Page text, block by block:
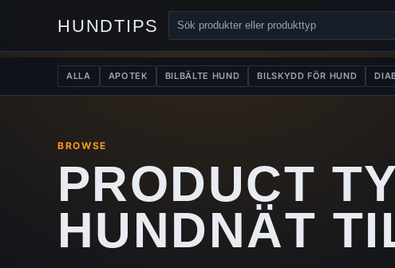
HUNDTIPS
ALLA APOTEK BILBÄLTE HUND BILSKYDD FÖR HUND
BROWSE
PRODUCT
HUNDNÄT